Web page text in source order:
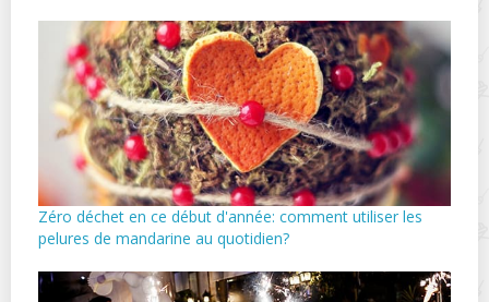
Zéro déchet en ce début d'année: comment utiliser les
pelures de mandarine au quotidien?